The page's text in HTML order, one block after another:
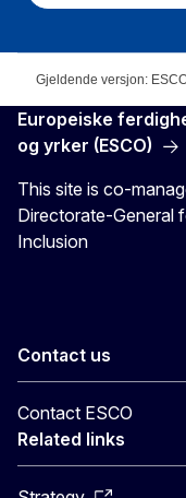
Gjeldende versjon:
Europeiske
og yrker (ESCO)
This site is co-
Directorate-General
Inclusion
Contact us
Contact ESCO
Related links